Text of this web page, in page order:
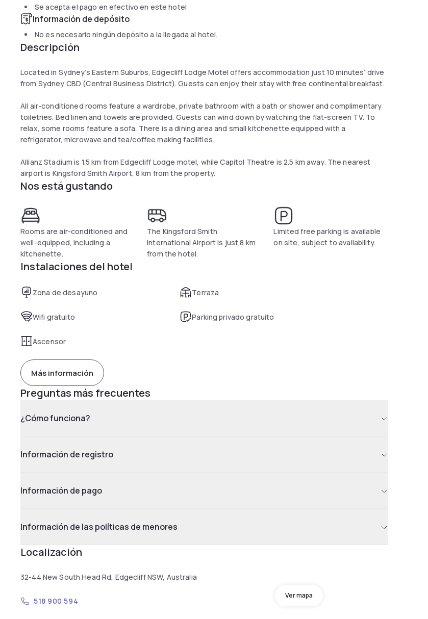
Se acepta el pago en efectivo en este hotel
Información de depósito
No es necesario ningún depósito a la llegada al hotel.
Descripción
Located in Sydney’s Eastern Suburbs, Edgecliff Lodge Motel offers accommodation just 10 minutes’ drive
from Sydney CBD (Central Business District). Guests can enjoy their stay with free continental breakfast.
All air-conditioned rooms feature a wardrobe, private bathroom with a bath or shower and complimentary
toiletries. Bed linen and towels are provided. Guests can wind down by watching the flat-screen TV. To
relax, some rooms feature a sofa. There is a dining area and small kitchenette equipped with a
refrigerator, microwave and tea/coffee making facilities.
Allianz Stadium is 1.5 km from Edgecliff Lodge motel, while Capitol Theatre is 2.5 km away. The nearest
airport is Kingsford Smith Airport, 8 km from the property.
Nos está gustando
Rooms are air-conditioned and
well-equipped, including a
kitchenette.
The Kingsford Smith
International Airport is just 8 km
from the hotel.
Limited free parking is available
on site, subject to availability.
Instalaciones del hotel
Zona de desayuno Terraza
Wifi gratuito Parking privado gratuito
Ascensor
Más información
Preguntas más frecuentes
¿Cómo funciona?
Información de registro
Información de pago
Información de las políticas de menores
Localización
32-44 New South Head Rd, Edgecliff NSW, Australia
Ver mapa
518 900 594